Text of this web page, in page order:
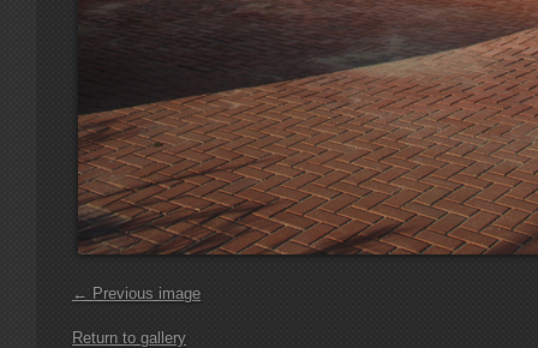
← Previous image
Return to gallery